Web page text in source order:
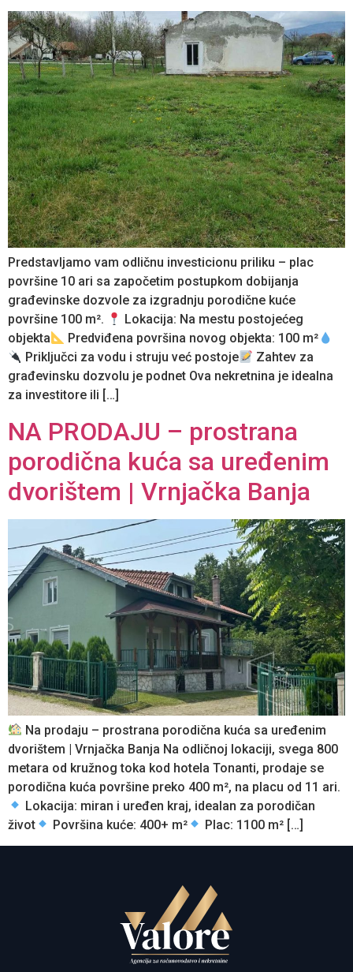
Predstavljamo vam odličnu investicionu priliku – plac
površine 10 ari sa započetim postupkom dobijanja
građevinske dozvole za izgradnju porodične kuće
površine 100 m².
Lokacija: Na mestu postojećeg
objekta
Predviđena površina novog objekta: 100 m²
Priključci za vodu i struju već postoje
Zahtev za
građevinsku dozvolu je podnet Ova nekretnina je idealna
za investitore ili […]
NA PRODAJU – prostrana
porodična kuća sa uređenim
dvorištem | Vrnjačka Banja
Na prodaju – prostrana porodična kuća sa uređenim
dvorištem | Vrnjačka Banja Na odličnoj lokaciji, svega 800
metara od kružnog toka kod hotela Tonanti, prodaje se
porodična kuća površine preko 400 m², na placu od 11 ari.
Lokacija: miran i uređen kraj, idealan za porodičan
život
Površina kuće: 400+ m² Plac: 1100 m² […]